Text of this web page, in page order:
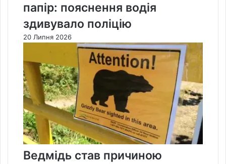
папір: пояснення водія
здивувало поліцію
20 Липня 2026
Ведмідь став причиною